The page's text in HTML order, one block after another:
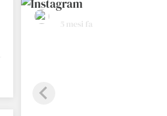
hotelrestaurantschennerhof
5 mesi fa